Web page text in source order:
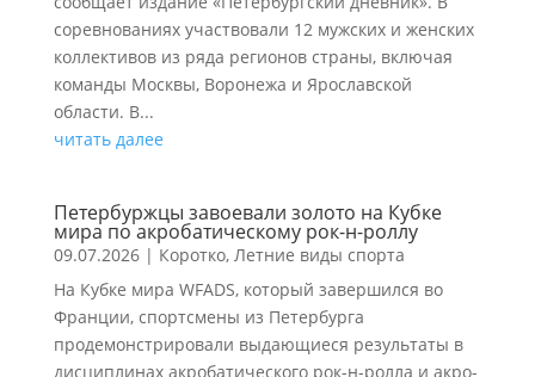
соревнованиях участвовали 12 мужских и женских
коллективов из ряда регионов страны, включая
команды Москвы, Воронежа и Ярославской
области. В...
читать далее
Петербуржцы завоевали золото на Кубке
мира по акробатическому рок-н-роллу
09.07.2026| Коротко, Летние виды спорта
На Кубке мира WFADS, который завершился во
Франции, спортсмены из Петербурга
продемонстрировали выдающиеся результаты в
дисциплинах акробатического рок-н-ролла и акро-